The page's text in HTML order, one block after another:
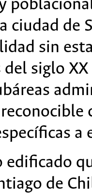
ciudad de
sin
siglo
a
edificado
de